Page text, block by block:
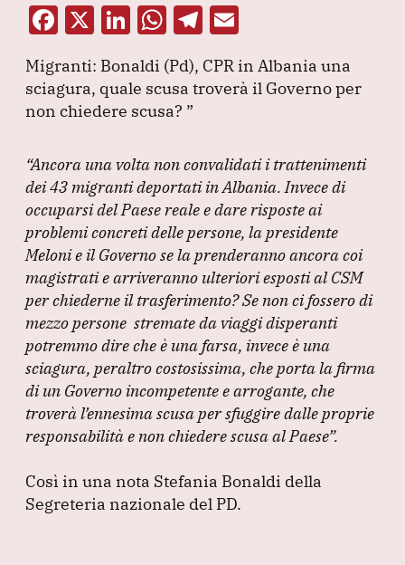
F
c
e
o
o
k
X Li
k
e
n
W
h
at
s
p
p
T
e
gr
m
ai
l
Migranti: Bonaldi (Pd), CPR in Albania una
sciagura, quale scusa troverà il Governo per
non chiedere scusa? ”
“Ancora una volta non convalidati i trattenimenti
dei 43 migranti deportati in Albania.Invece di
occuparsi del Paese reale e dare risposte ai
problemi concreti delle persone, la presidente
Meloni e il Governo se la prenderanno ancora coi
magistrati e arriveranno ulteriori esposti al CSM
per chiederne il trasferimento?Se non ci fossero di
mezzo persone stremate da viaggi disperanti
potremmo dire che è una farsa, invece è una
sciagura, peraltro costosissima, che porta la firma
di un Governo incompetente e arrogante, che
troverà l’ennesima scusa per sfuggire dalle proprie
responsabilità e non chiedere scusa al Paese”.
Così in una nota Stefania Bonaldi della
Segreteria nazionale del PD.